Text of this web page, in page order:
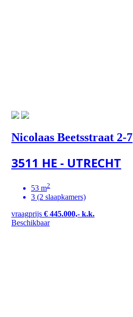
Nicolaas Beetsstraat 2-7
3511 HE - UTRECHT
53 m2
3 (2 slaapkamers)
vraagprijs € 445.000,- k.k.
Beschikbaar